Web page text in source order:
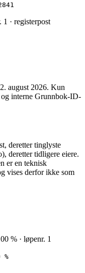
1 · registerpost
august 2026. Kun
og interne Grunnbok-ID-
deretter tinglyste
deretter tidligere eiere.
er en teknisk
vises derfor ikke som
% · løpenr. 1
%